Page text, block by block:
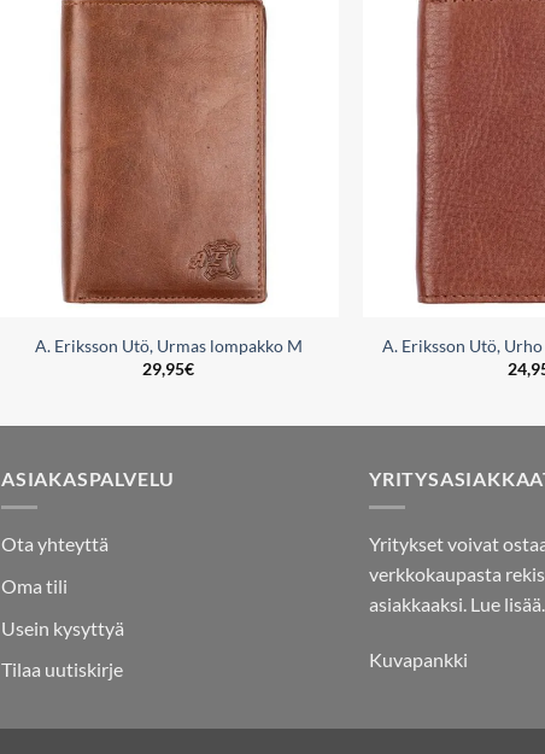
A. Eriksson Utö, Urmas lompakko M
29,95€
A. Eriksson Utö,
ASIAKASPALVELU
Ota yhteyttä
Oma tili
Usein kysyttyä
Tilaa uutiskirje
Yritykset voivat
verkkokaupasta
asiakkaaksi. Lue lisää.
Kuvapankki